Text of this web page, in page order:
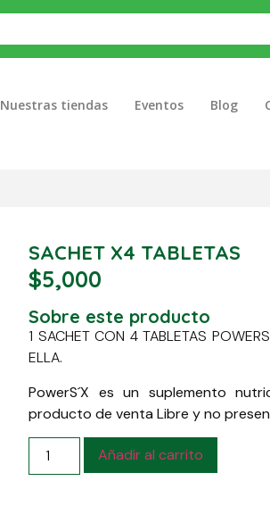
Nuestras tiendas Eventos Blog
SACHET X4 TABLETAS
$5,000
Sobre este producto
1 SACHET CON 4 TABLETAS
ELLA.
PowerS´X es un suplemento
producto de venta Libre y no
Añadir al carrito